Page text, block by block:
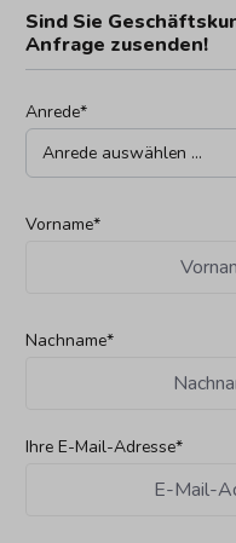
Sind Sie
Anfrage zusenden!
Anrede*
Vorname*
Nachname*
Ihre E-Mail-Adresse*